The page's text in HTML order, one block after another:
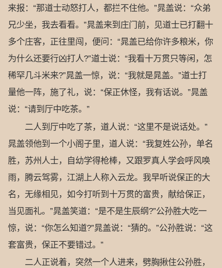
来报：“那道士动怒打人，都拦不住他。”晁盖说：“众弟
兄少坐，我去看看。”晁盖来到庄门前，见道士已打翻十
多个庄客，正往里闯，便问：“晁盖已给你许多粮米，你
为什么还要行凶打人?”道士说：“我看十万贯只等闲，怎
稀罕几斗米来?”晁盖一惊，说：“我就是晁盖。”道士打
量他一阵，施了礼，说：“保正休怪，我有话说。”晁盖
说：“请到厅中吃茶。”
二人到厅中吃了茶，道人说：“这里不是说话处。”
晁盖领他到一个小阁子里，道人说：“我复姓公孙，单名
胜，苏州人士，自幼学得枪棒，又跟罗真人学会呼风唤
雨，腾云驾雾，江湖上人称入云龙。我早听说保正的大
名，无缘相见，如今打听到十万贯的富贵，献给保正，
当见面礼。”晁盖笑道：“是不是生辰纲?”公孙胜大吃一
惊，说：“你怎么知道?”晁盖说：“猜的。”公孙胜说：“这
套富贵，保正不要错过。”
二人正说着，突然一个人进来，劈胸揪住公孙胜，